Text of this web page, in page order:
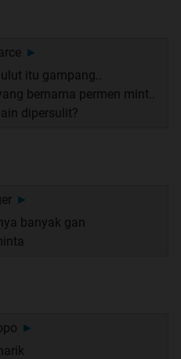
►
itu gampang..
bernama permen mint..
dipersulit?
►
banyak gan
►